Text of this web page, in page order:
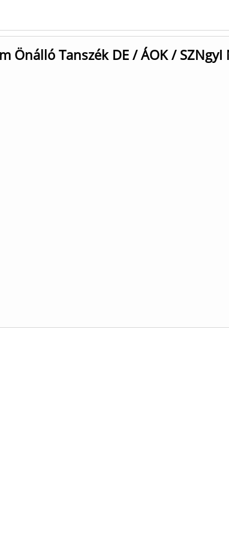
Önálló Tanszék DE / ÁOK /